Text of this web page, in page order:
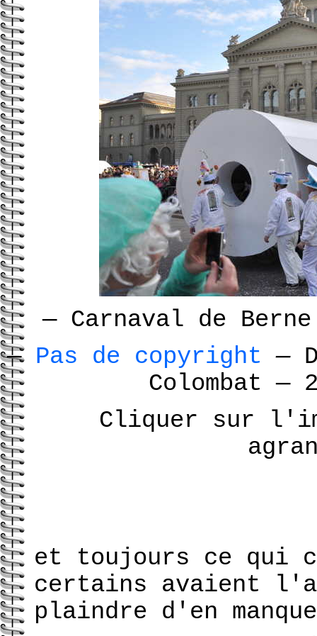
—Carnaval de
— Pas de copyright—
Colombat—
Cliquer sur
et toujours ce qui
certains avaient
plaindre d'en